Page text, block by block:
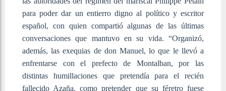
para poder dar un entierro digno al político y escritor
español, con quien compartió algunas de las últimas
conversaciones que mantuvo en su vida. “Organizó,
además, las exequias de don Manuel, lo que le llevó a
enfrentarse con el prefecto de Montalban, por las
distintas humillaciones que pretendía para el recién
fallecido Azaña, como pretender que su féretro fuese